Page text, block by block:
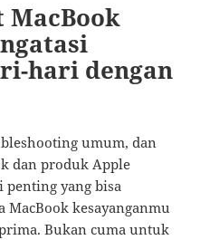
MacBook
hari dengan
umum, dan
dan produk Apple
yang bisa
MacBook kesayanganmu
Bukan cuma untuk